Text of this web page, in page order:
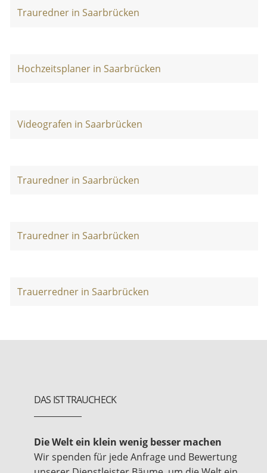
Trauredner in Saarbrücken
Hochzeitsplaner in Saarbrücken
Videografen in Saarbrücken
Trauredner in Saarbrücken
Trauredner in Saarbrücken
Trauerredner in Saarbrücken
DAS IST TRAUCHECK
Die Welt ein klein wenig besser machen
Wir spenden für jede Anfrage und Bewertung